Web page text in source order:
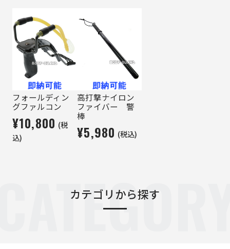
フォールディン
グファルコン
¥10,800 (税
込)
高打撃ナイロン
ファイバー 警
棒
¥5,980 (税込)
カテゴリから探す